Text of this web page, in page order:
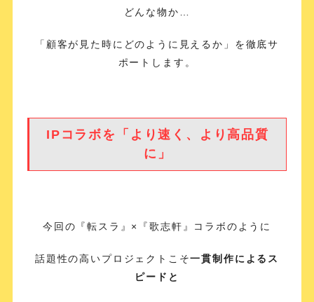
どんな物か…
「顧客が見た時にどのように見えるか」を徹底サ
ポートします。
IPコラボを「より速く、より高品質
に」
今回の『転スラ』×『歌志軒』コラボのように
話題性の高いプロジェクトこそ一貫制作によるス
ピードと